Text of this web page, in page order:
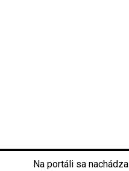
Na portáli sa nachádza